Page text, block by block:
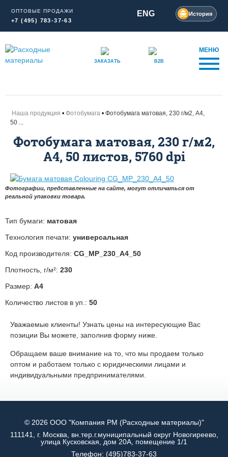
ОПТОВЫЕ ПРОДАЖИ
+7 (495) 783-37-63
ENG История
ЗАКАЗАТЬ B2B
МЕНЮ
Наша продукция Фотобумага
Фотобумага матовая, 230 г/м2, А4,
50 ...
Фотобумага матовая, 230 г/м2,
А4, 50 листов, 5760 dpi
Фотографии, представленные на сайте, могут отличаться от
реальной упаковки товара.
Тип бумаги: матовая
Технология печати: универсальная
Код производителя: CG_MP_230_A4_50
Плотность, г/м²: 230
Размер: А4
Количество листов в уп.: 50
Уважаемые клиенты! Узнать цены на интересующие Вас
позиции Вы можете, заполнив форму ниже.
Обращаем ваше внимание на то, что мы продаем только
оптом и работаем только с юридическими лицами и
индивидуальными предпринимателями.
© 2026 ООО "Компания РМ (Расходные материалы)"
111141, г. Москва, вн.тер.г.муниципальный округ Новогиреево,
улица Кусковская, дом 20А, помещение 1/1
Телефон: (495)783-37-63